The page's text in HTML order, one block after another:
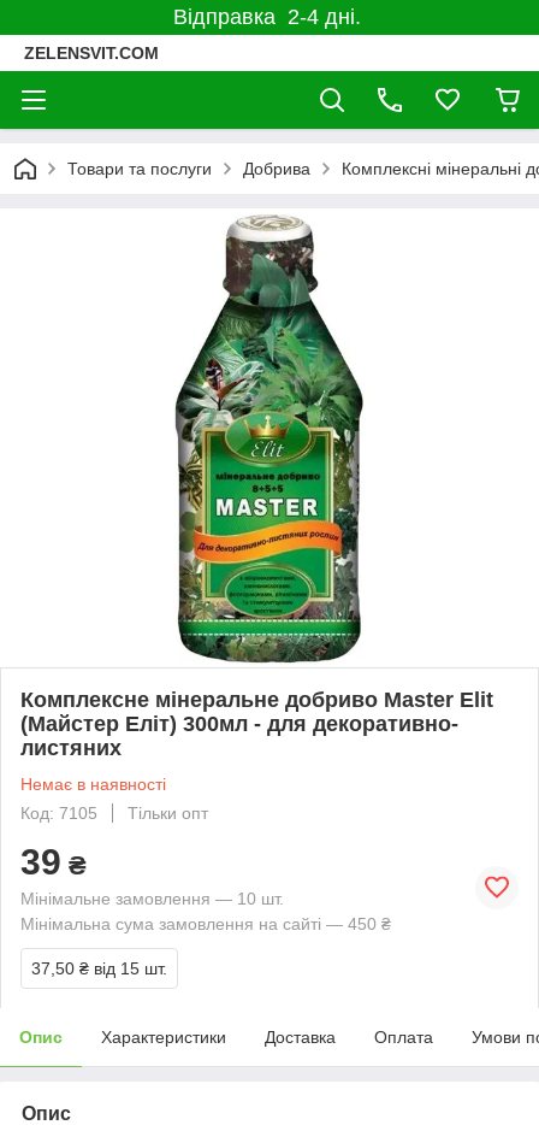
Відправка 2-4 дні.
ZELENSVIT.COM
Товари та послуги Добрива Комплексні мінеральні
Комплексне мінеральне добриво Master Elit
(Майстер Еліт) 300мл - для декоративно-
листяних
Немає в наявності
Код: 7105
Тільки опт
39 ₴
Мінімальне замовлення — 10 шт.
Мінімальна сума замовлення на сайті — 450 ₴
37,50 ₴ від 15 шт.
Опис Характеристики Доставка Оплата Умови
Опис